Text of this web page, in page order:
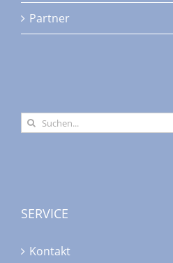
Partner
Suche
nach:
SERVICE
Kontakt